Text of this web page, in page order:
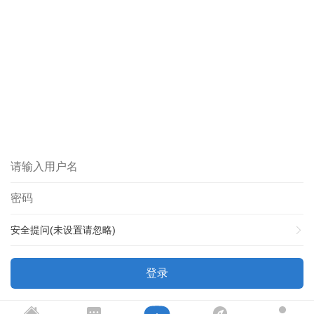
安全提问(未设置请忽略)
登录